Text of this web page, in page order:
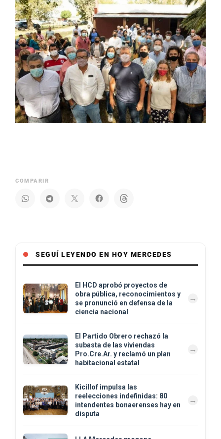
COMPARIR
SEGUÍ LEYENDO EN HOY MERCEDES
El HCD aprobó proyectos de
obra pública, reconocimientos y
se pronunció en defensa de la
ciencia nacional
El Partido Obrero rechazó la
subasta de las viviendas
Pro.Cre.Ar. y reclamó un plan
habitacional estatal
Kicillof impulsa las
reelecciones indefinidas: 80
intendentes bonaerenses hay en
disputa